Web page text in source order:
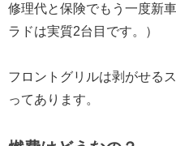
修理代と保険でもう一度新
ラドは実質2台目です。）
フロントグリルは剥がせる
ってあります。